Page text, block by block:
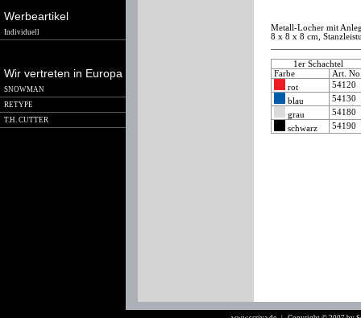
Werbeartikel
Individuell
Wir vertreten in Europa
SNOWMAN
RETYPE
T.H. CUTTER
Metall-Locher mit
8 x 8 x 8 cm,
1er Schachtel
Farbe
Art.
rot
54120
blau
54130
grau
54180
schwarz
54190